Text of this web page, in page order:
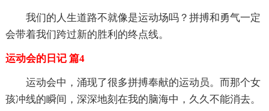
我们的人生道路不就像是运动场吗？拼搏和勇气一定
会带着我们跨过新的胜利的终点线。
运动会的日记 篇4
运动会中，涌现了很多拼搏奉献的运动员。而那个女
孩冲线的瞬间，深深地刻在我的脑海中，久久不能消去。